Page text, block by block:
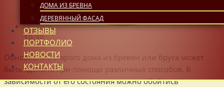
ДОМА ИЗ БРЕВНА
ДЕРЕВЯННЫЙ ФАСАД
ОТЗЫВЫ
ПОРТФОЛИО
НОВОСТИ
КОНТАКТЫ
19:39
Обновление старого дома из бревен или бруса может
быть сделано при помощи различных способов. В
зависимости от его состояния можно обойтись